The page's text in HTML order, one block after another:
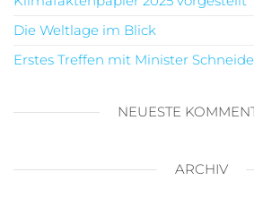
Die Weltlage im Blick
Erstes Treffen mit Minister
NEUESTE
ARCHIV